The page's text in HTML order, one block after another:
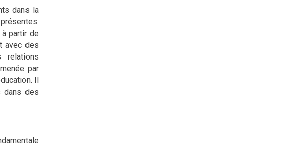
dans la
partir de
avec des
relations
par
Il
dans des